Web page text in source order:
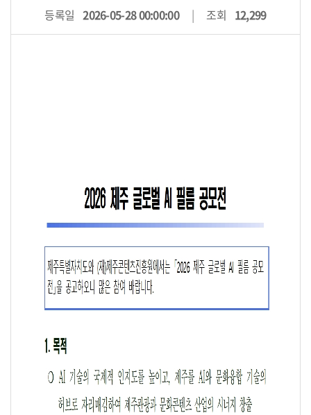
등록일 2026-05-28 00:00:00 조회 12,299